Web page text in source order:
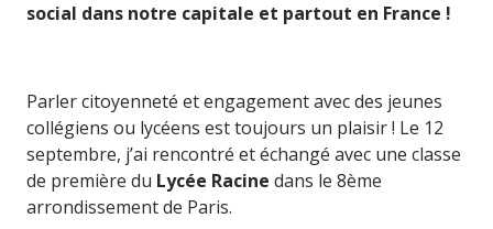
social dans notre capitale et partout en France !
Parler citoyenneté et engagement avec des jeunes
collégiens ou lycéens est toujours un plaisir ! Le 12
septembre, j’ai rencontré et échangé avec une classe
de première du Lycée Racine dans le 8ème
arrondissement de Paris.